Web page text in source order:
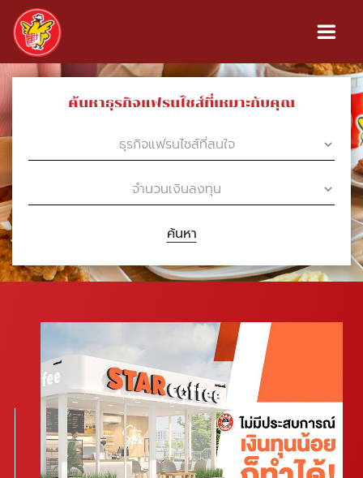
ค้นหาธุรกิจแฟรนไชส์ที่เหมาะกับคุณ
ค้นหา